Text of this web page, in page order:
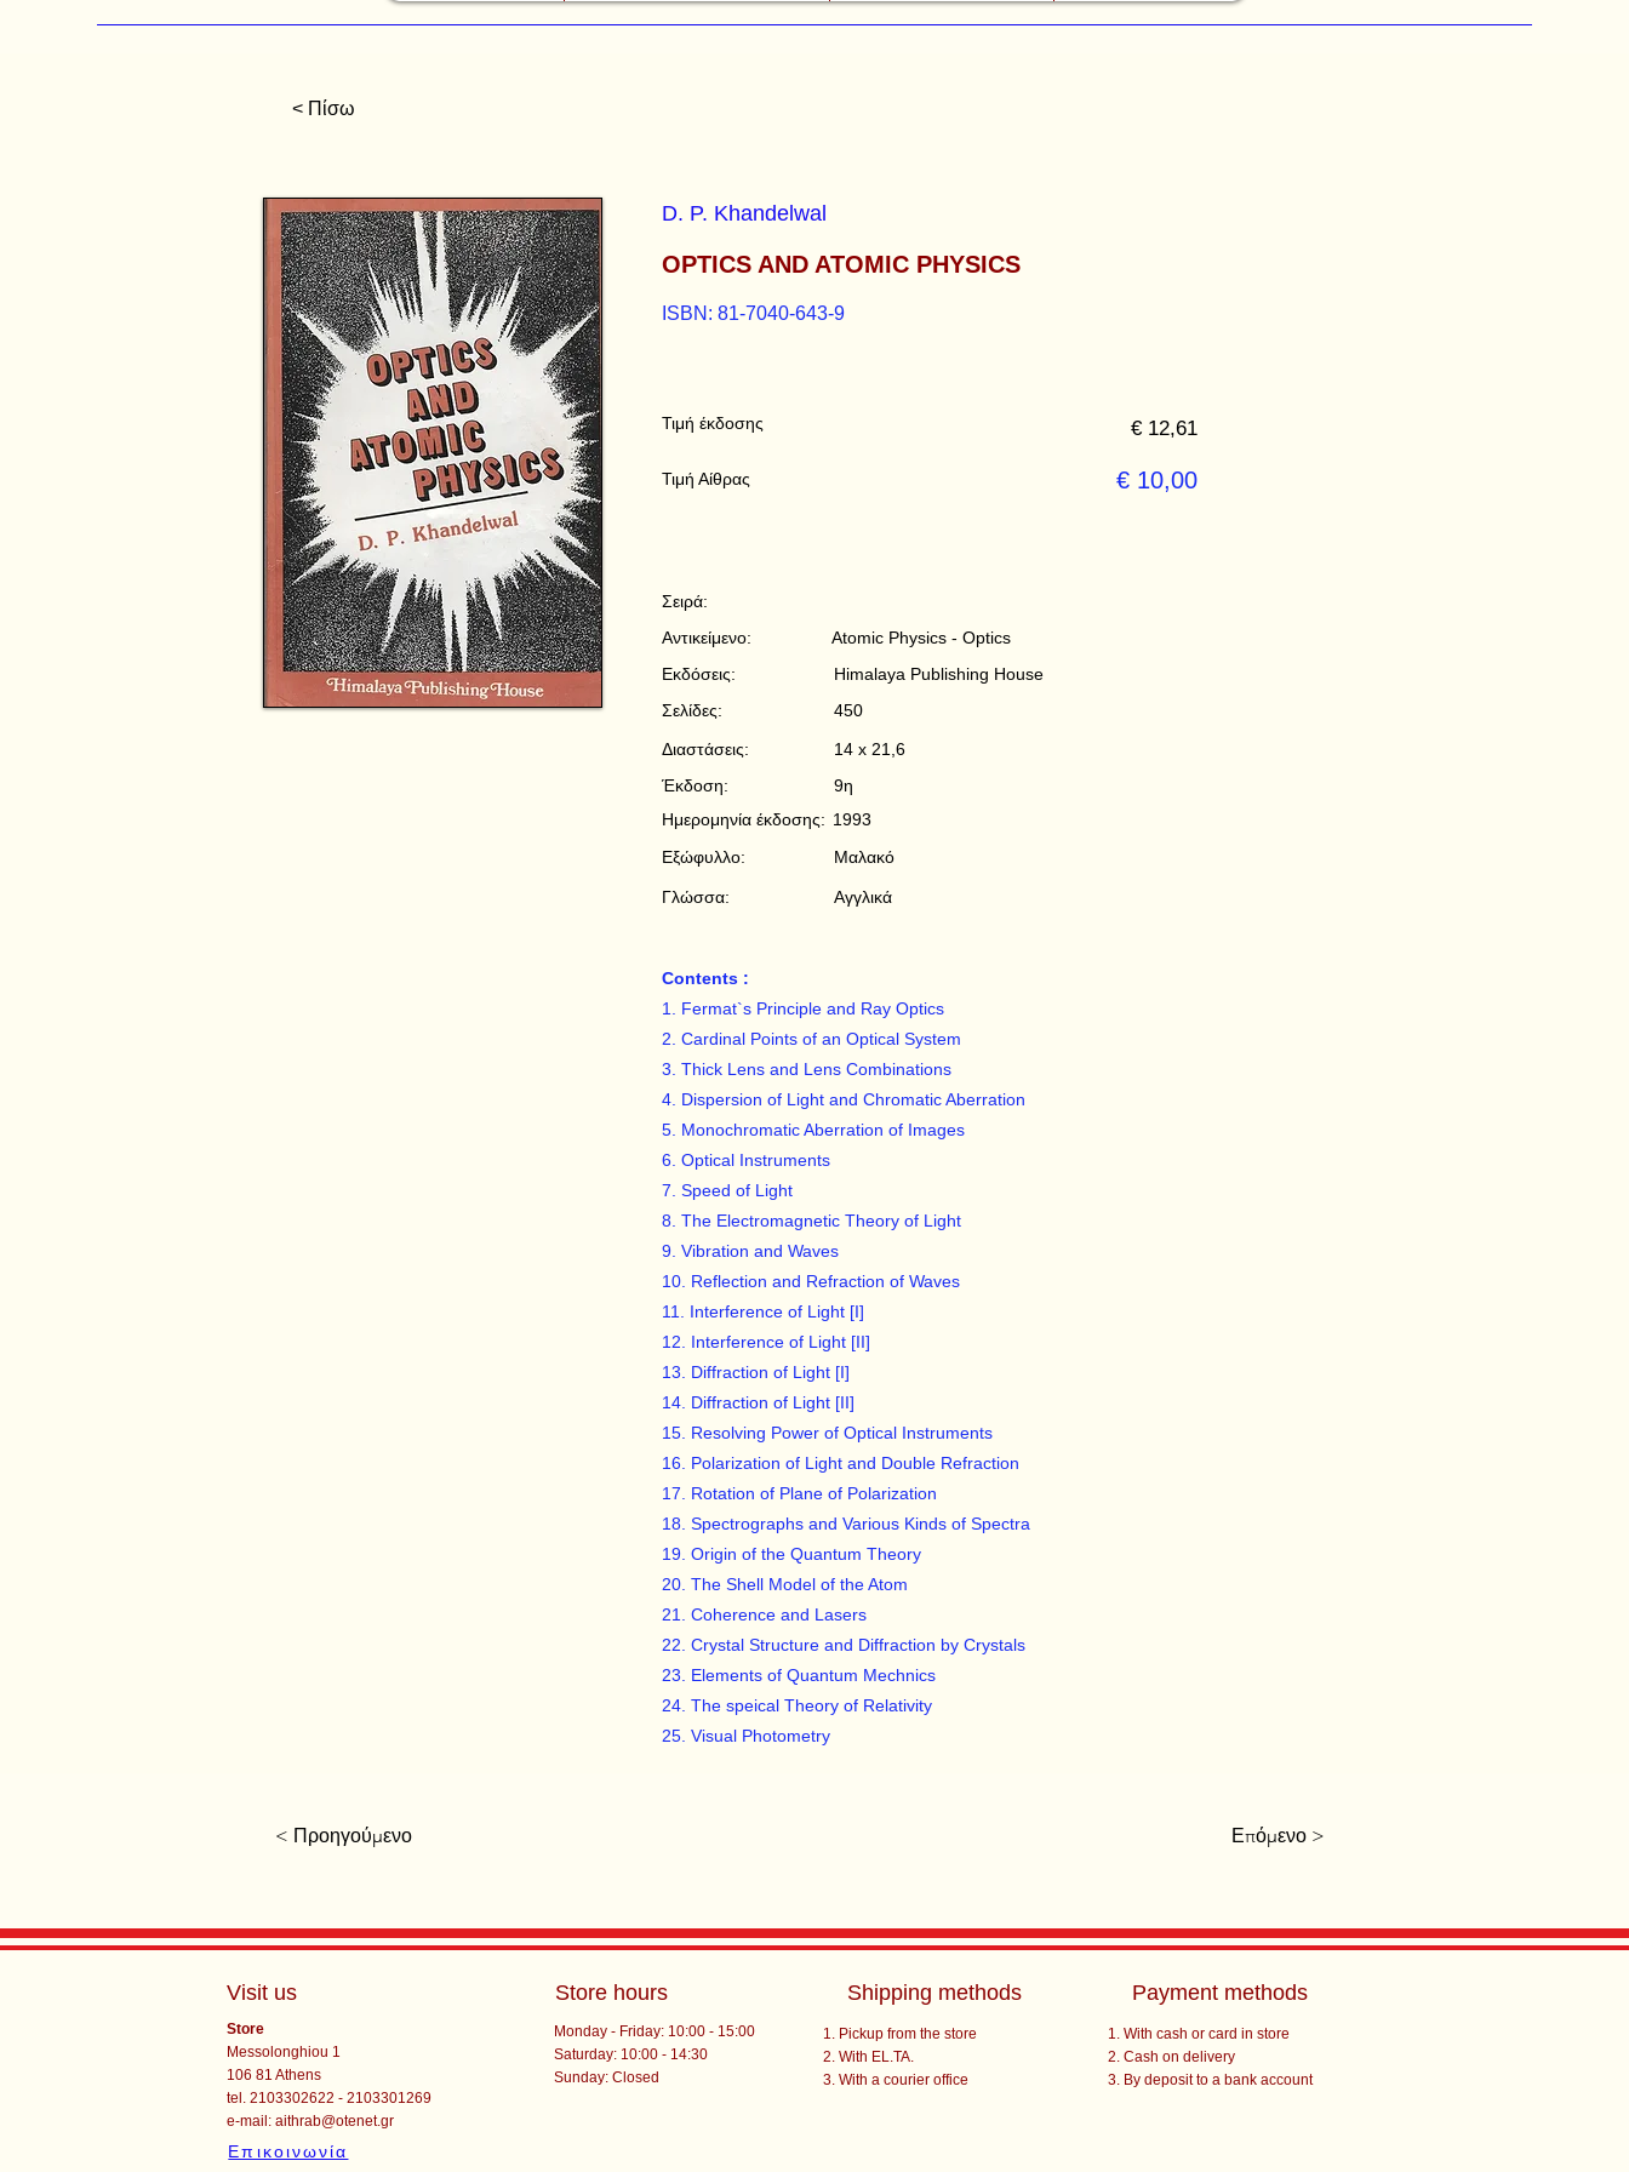
< Πίσω
D. P. Khandelwal
OPTICS AND ATOMIC PHYSICS
ISBN: 81-7040-643-9
Τιμή έκδοσης
Τιμή Αίθρας
€ 12,61
€ 10,00
Atomic Physics - Optics
Himalaya Publishing House
450
14 x 21,6
9η
1993
Μαλακό
Αγγλικά
Σειρά:
Αντικείμενο:
Εκδόσεις:
Σελίδες:
Διαστάσεις:
Έκδοση:
Ημερομηνία έκδοσης:
Εξώφυλλο:
Γλώσσα:
Contents :
1. Fermat`s Principle and Ray Optics
2. Cardinal Points of an Optical System
3. Thick Lens and Lens Combinations
4. Dispersion of Light and Chromatic Aberration
5. Monochromatic Aberration of Images
6. Optical Instruments
7. Speed of Light
8. The Electromagnetic Theory of Light
9. Vibration and Waves
10. Reflection and Refraction of Waves
11. Interference of Light [I]
12. Interference of Light [II]
13. Diffraction of Light [I]
14. Diffraction of Light [II]
15. Resolving Power of Optical Instruments
16. Polarization of Light and Double Refraction
17. Rotation of Plane of Polarization
18. Spectrographs and Various Kinds of Spectra
19. Origin of the Quantum Theory
20. The Shell Model of the Atom
21. Coherence and Lasers
22. Crystal Structure and Diffraction by Crystals
23. Elements of Quantum Mechnics
24. The speical Theory of Relativity
25. Visual Photometry
< Προηγούμενο Επόμενο >
Visit us
Store
Messolonghiou 1
106 81 Athens
tel. 2103302622 - 2103301269
e-mail:aithrab@otenet.gr
Επικοινωνία
Store hours
Monday - Friday: 10:00 - 15:00
Saturday: 10:00 - 14:30
​Sunday: Closed
Shipping methods
Pickup from the store
With EL.TA.
With a courier office
Payment methods
With cash or card in store
Cash on delivery
By deposit to a bank account